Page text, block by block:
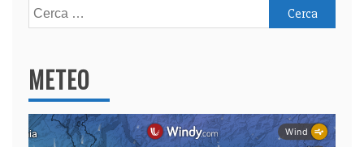
Ricerca
per:
METEO